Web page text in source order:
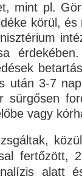
mint pl.
körül,
után 3-7
sürgősen
vagy
fertőzött,
alatt